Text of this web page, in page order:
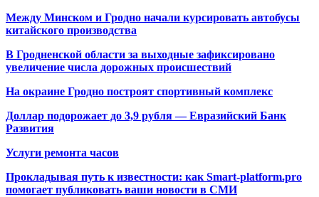
Между Минском и Гродно начали курсировать автобусы
китайского производства
В Гродненской области за выходные зафиксировано
увеличение числа дорожных происшествий
На окраине Гродно построят спортивный комплекс
Доллар подорожает до 3,9 рубля — Евразийский Банк
Развития
Услуги ремонта часов
Прокладывая путь к известности: как Smart-platform.pro
помогает публиковать ваши новости в СМИ